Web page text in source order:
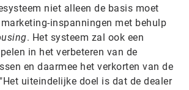
niet alleen de basis moet
inspanningen met behulp
. Het systeem zal ook een
in het verbeteren van de
en daarmee het verkorten van de
uiteindelijke doel is dat de dealer